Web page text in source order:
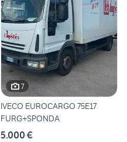
7
IVECO EUROCARGO 75E17
FURG+SPONDA
5.000 €